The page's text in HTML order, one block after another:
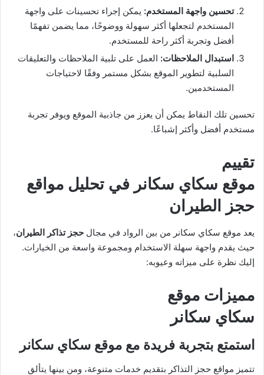
تحسين واجهة المستخدم: يمكن إجراء تحسينات على واجهة
المستخدم لتجعلها أكثر سهولة ووضوحًا، مما يضمن تفهمًا
أفضل وتجربة أكثر راحة للمستخدم.
استبدال الملاحظات: العمل على تلبية الملاحظات والتعليقات
السلبية لتطوير الموقع بشكل مستمر وفقًا لاحتياجات
المستخدمين.
تحسين تلك النقاط يمكن أن يعزز من جاذبية الموقع ويوفر تجربة
مستخدم أفضل وأكثر إشباعًا.
تقييم
موقع سكاي سكانر في تحليل مواقع
حجز الطيران
يعد موقع سكاي سكانر من بين الرواد في مجال حجز تذاكر الطيران،
حيث يقدم واجهة سهلة الاستخدام ومجموعة واسعة من الخيارات.
إليك نظرة على ميزاته وعيوبه:
مميزات موقع
سكاي سكانر
استمتع بتجربة فريدة مع موقع سكاي سكانر
تتميز مواقع حجز التذاكر بتقديم خدمات متنوعة، ومن بينها يتألق